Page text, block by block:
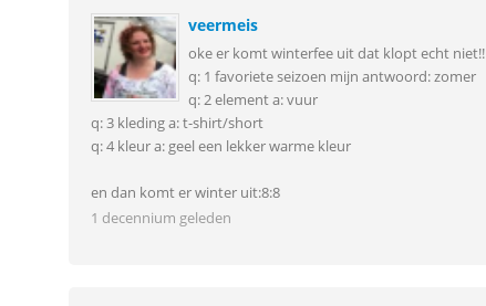
veermeis
oke er komt winterfee uit dat klopt echt niet!!
q: 1 favoriete seizoen mijn antwoord: zomer
q: 2 element a: vuur
q: 3 kleding a: t-shirt/short
q: 4 kleur a: geel een lekker warme kleur
en dan komt er winter uit:8:8
1 decennium geleden